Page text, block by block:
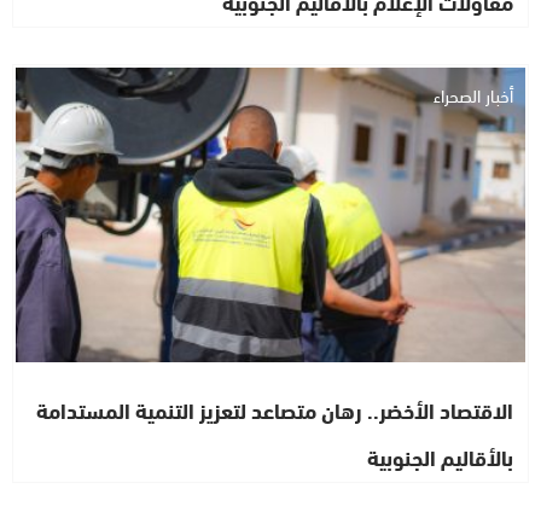
أخبار الصحراء
الاقتصاد الأخضر.. رهان متصاعد لتعزيز التنمية المستدامة
بالأقاليم الجنوبية